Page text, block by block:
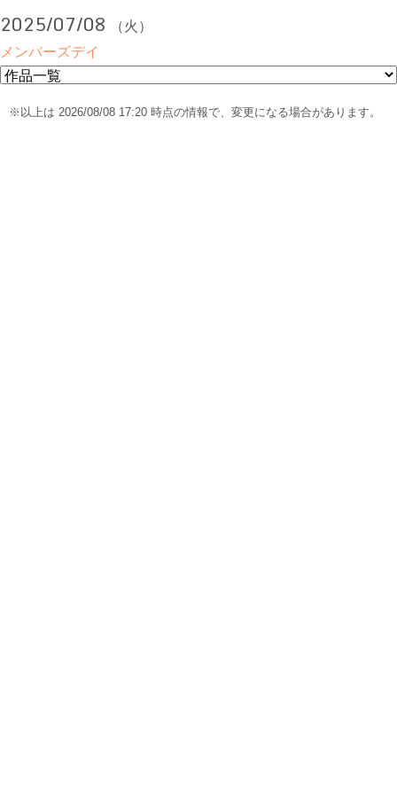
2025/07/08
（火）
メンバーズデイ
※以上は 2026/08/08 17:20 時点の情報で、変更になる場合があります。